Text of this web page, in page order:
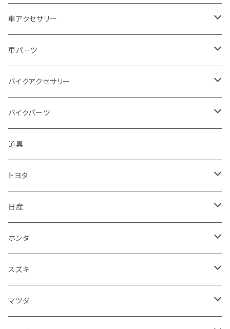
ドゥカティ - Ducati
トライアンフ
アプリリア - APRILIA
ハーレーダビッドソン - Harley-Davidson
KTM
スズキ
マツダ
ミツビシ
ダイハツ
スバル
レクサス
アウディ
BMW
メルセデス・ベンツ
フォルクスワーゲン
ホンダ
スズキ
マツダ
ミツビシ
ダイハツ
スバル
レクサス
アウディ
BMW
メルセデス・ベンツ
車アクセサリー
トヨタ
日産
ホンダ
スズキ
マツダ
ミツビシ
ダイハツ
スバル
アルファロメオ
車パーツ
ボンネット
ルーフ
ピラー
バンパー
フェンダー
サイドミラー
フロントガラス
リアバンパー
バイクアクセサリー
ホンダ
ヤマハ
スズキ
カワサキ
ハーレーダビッドソン
BMW
トライアンフ
バイクパーツ
排気系
マフラー
サイレンサー
外装
シートカバー
燃料タンクキャップ
ハンドル系
ハンドル
ホーン
ブレーキ
ブレーキパッド
ブレーキ・クラッチレバー
エンジン
オルタネーター
電装系
道具
トヨタ
フロアマット
室内アクセサリー
収納ケース
ダッシュボード
ワイパー
ライト系
日産
フロアマット
電装系
ウインカー
トランクマット
ホンダ
フロアマット
運転席周り
スズキ
フロアマット
マツダ